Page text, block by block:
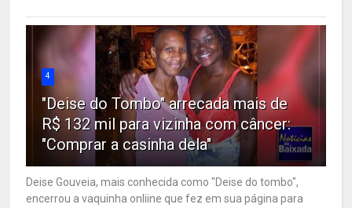
4
"Deise do Tombo" arrecada mais de
R$ 132 mil para vizinha com câncer:
"Comprar a casinha dela"
Deise Gouveia, mais conhecida como "Deise do tombo",
encerrou a vaquinha onliine que fez em sua página para